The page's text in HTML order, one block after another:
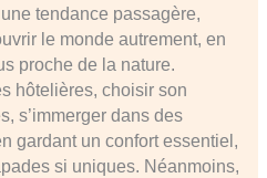
tendance passagère,
le monde autrement, en
proche de la nature.
hôtelières, choisir son
s’immerger dans des
gardant un confort essentiel,
si uniques. Néanmoins,